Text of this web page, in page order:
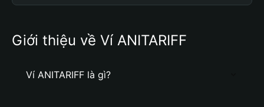
Giới thiệu về Ví ANITARIFF
Ví ANITARIFF là gì?